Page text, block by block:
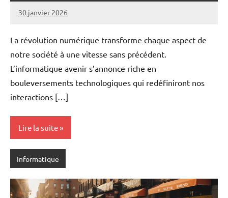
30 janvier 2026
Pascal
Aucun
La révolution numérique transforme chaque aspect de
notre société à une vitesse sans précédent.
L’informatique avenir s’annonce riche en
bouleversements technologiques qui redéfiniront nos
interactions […]
Lire la suite
Informatique